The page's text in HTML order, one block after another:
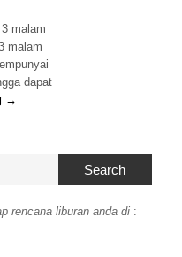
malam
malam
dapat
→
Search
rencana liburan anda di :